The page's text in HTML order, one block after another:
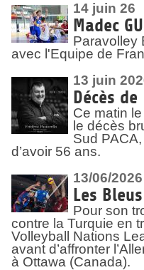
14 juin 26
Madec
Paravolley
avec l'Equipe de
13 juin
Décès de
Ce matin
le décès
Sud
d’avoir 56 ans.
13/06/2026
Les
Pour son
contre la Turquie en
Volleyball Nations
avant d’affronter
à Ottawa (Canada).